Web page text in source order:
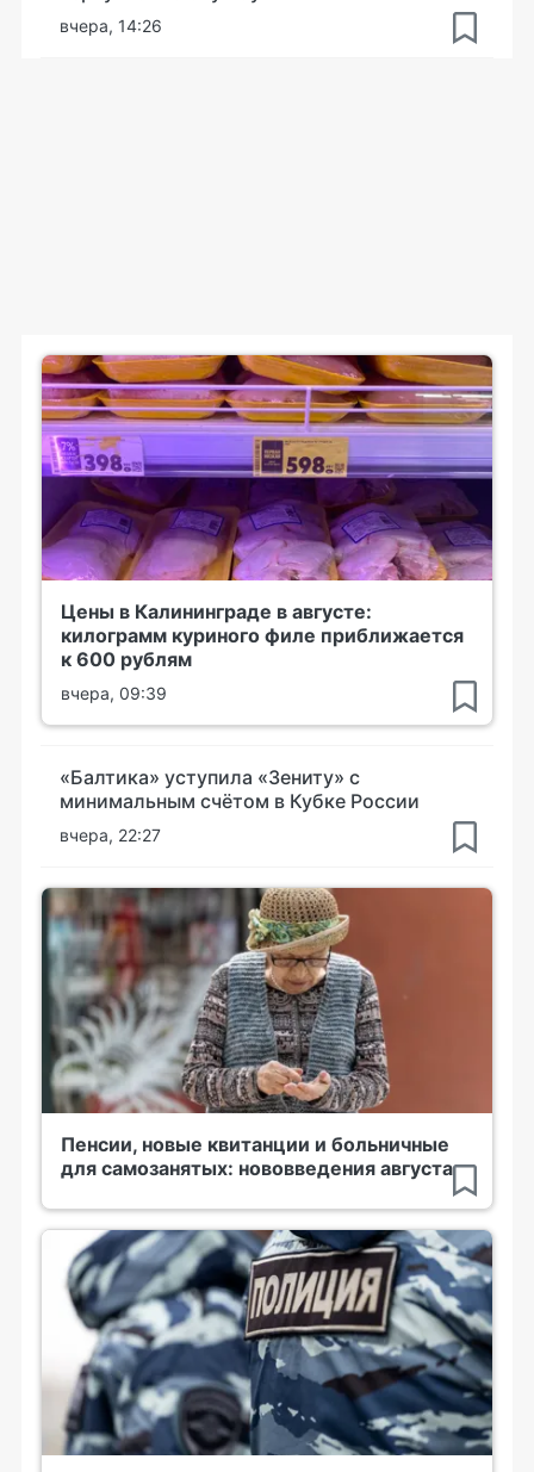
вчера, 14:26
Цены в Калининграде в августе:
килограмм куриного филе приближается
к 600 рублям
вчера, 09:39
«Балтика» уступила «Зениту» с
минимальным счётом в Кубке России
вчера, 22:27
Пенсии, новые квитанции и больничные
для самозанятых: нововведения августа